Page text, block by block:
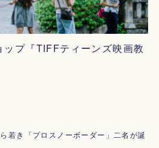
プ『TIFFティーンズ映画教
若き「プロスノーボーダー」二名が誕